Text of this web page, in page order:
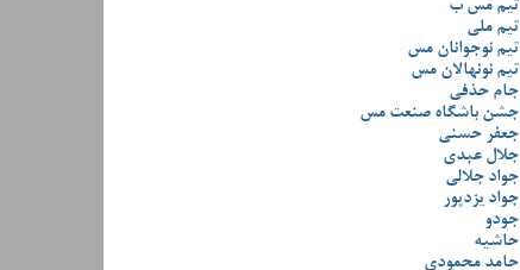
تیم مس ب
تیم ملی
تیم نوجوانان مس
تیم نونهالان مس
جام حذفی
جشن باشگاه صنعت مس
جعفر حسنی
جلال عبدی
جواد جلالی
جواد یزدپور
جودو
حاشیه
حامد محمودی